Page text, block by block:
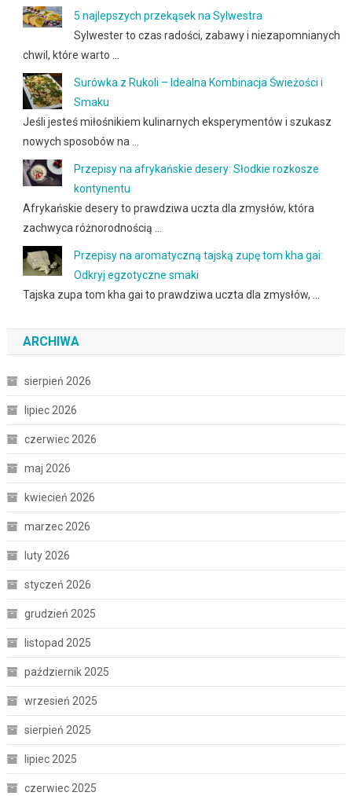
5 najlepszych przekąsek na Sylwestra
Sylwester to czas radości, zabawy i niezapomnianych
chwil, które warto …
Surówka z Rukoli – Idealna Kombinacja Świeżości i
Smaku
Jeśli jesteś miłośnikiem kulinarnych eksperymentów i szukasz
nowych sposobów na …
Przepisy na afrykańskie desery: Słodkie rozkosze
kontynentu
Afrykańskie desery to prawdziwa uczta dla zmysłów, która
zachwyca różnorodnością …
Przepisy na aromatyczną tajską zupę tom kha gai:
Odkryj egzotyczne smaki
Tajska zupa tom kha gai to prawdziwa uczta dla zmysłów, …
ARCHIWA
sierpień 2026
lipiec 2026
czerwiec 2026
maj 2026
kwiecień 2026
marzec 2026
luty 2026
styczeń 2026
grudzień 2025
listopad 2025
październik 2025
wrzesień 2025
sierpień 2025
lipiec 2025
czerwiec 2025